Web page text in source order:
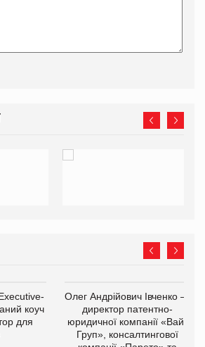
коуч
для
Олег Андрійович Івченко —
директор патентно-
юридичної компанії «Вайз
Груп», консалтингової